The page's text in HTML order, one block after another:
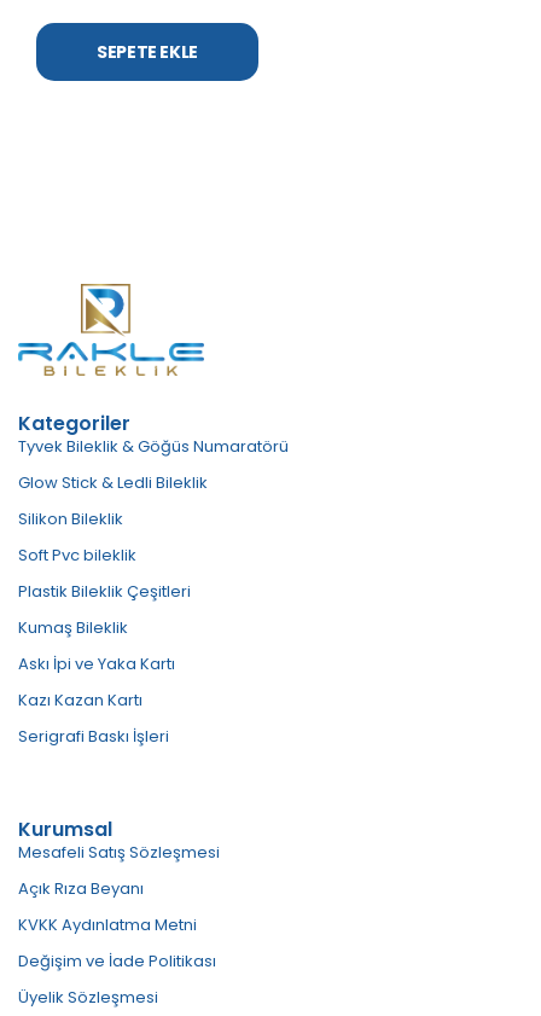
SEPETE EKLE
Kategoriler
Tyvek Bileklik & Göğüs Numaratörü
Glow Stick & Ledli Bileklik
Silikon Bileklik
Soft Pvc bileklik
Plastik Bileklik Çeşitleri
Kumaş Bileklik
Askı İpi ve Yaka Kartı
Kazı Kazan Kartı
Serigrafi Baskı İşleri
Kurumsal
Mesafeli Satış Sözleşmesi
Açık Rıza Beyanı
KVKK Aydınlatma Metni
Değişim ve İade Politikası
Üyelik Sözleşmesi